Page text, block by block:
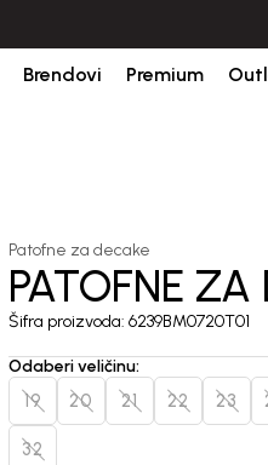
Brendovi Premium
Patofne za decake
PATOFNE ZA
Šifra proizvoda: 6239BM0720T01
Odaberi veličinu:
19 20 21 22 23
32